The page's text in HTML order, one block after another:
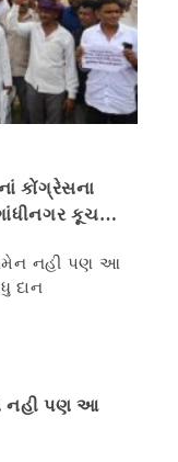
કોંગ્રેસના
કૂચ
નહી પણ આ